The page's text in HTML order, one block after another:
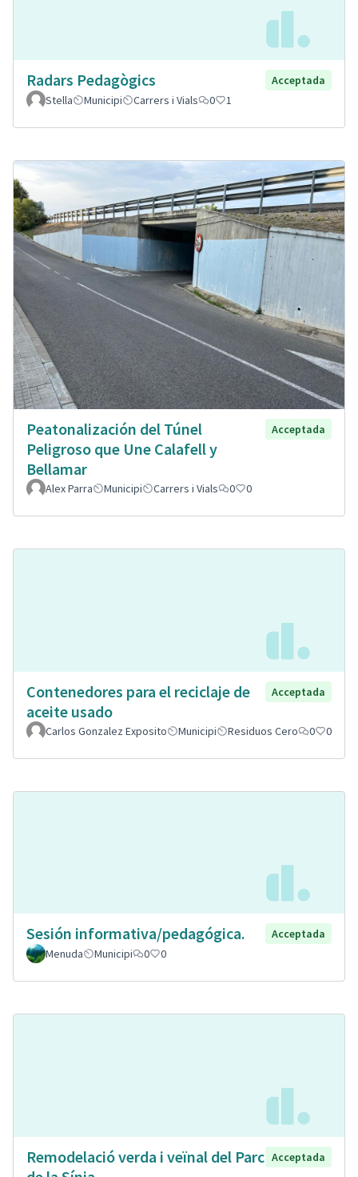
Radars Pedagògics
Acceptada
Stella
Municipi Carrers i Vials 0 1
Peatonalización del Túnel
Peligroso que Une Calafell y
Bellamar
Acceptada
Alex Parra Municipi Carrers i Vials 0 0
Contenedores para el reciclaje de
aceite usado
Acceptada
Carlos Gonzalez Exposito Municipi Residuos Cero 0 0
Sesión informativa/pedagógica.
Acceptada
Menuda
Municipi 0 0
Remodelació verda i veïnal del Parc Acceptada